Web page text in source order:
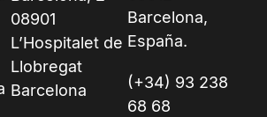
C/de
Barcelona, 2
08901
L’Hospitalet de
Giner, 27 bajos
08012
España.